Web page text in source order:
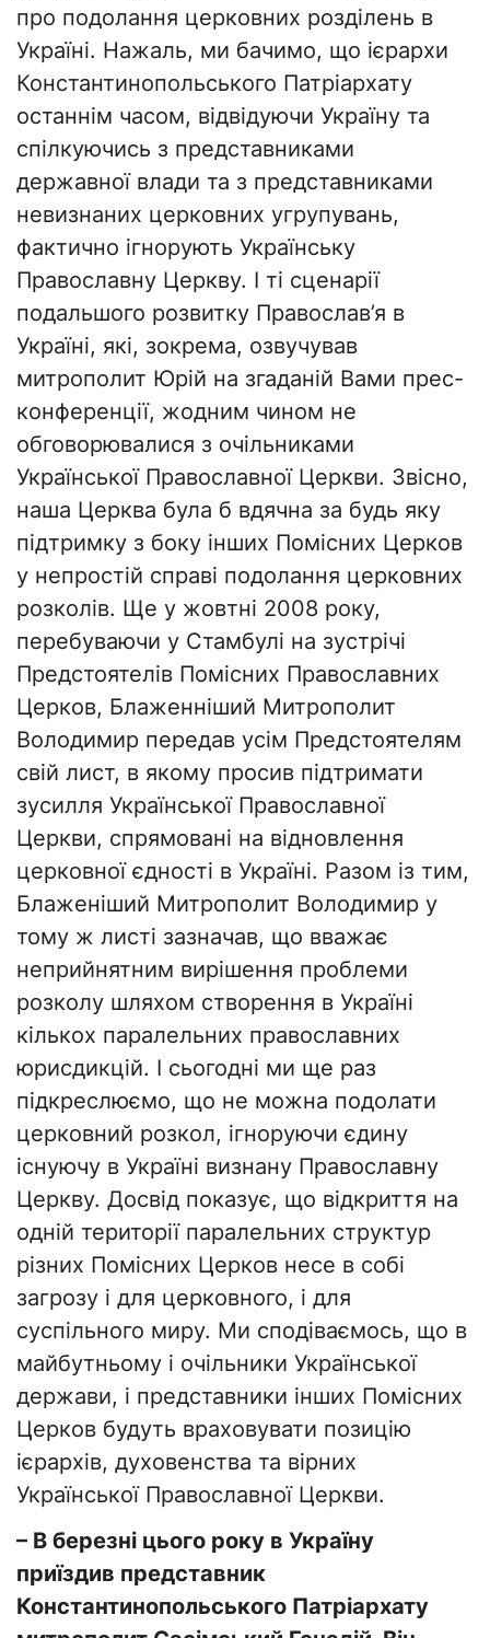
про подолання церковних розділень в
Україні. Нажаль, ми бачимо, що ієрархи
Константинопольського Патріархату
останнім часом, відвідуючи Україну та
спілкуючись з представниками
державної влади та з представниками
невизнаних церковних угрупувань,
фактично ігнорують Українську
Православну Церкву. І ті сценарії
подальшого розвитку Православ’я в
Україні, які, зокрема, озвучував
митрополит Юрій на згаданій Вами прес-
конференції, жодним чином не
обговорювалися з очільниками
Української Православної Церкви. Звісно,
наша Церква була б вдячна за будь яку
підтримку з боку інших Помісних Церков
у непростій справі подолання церковних
розколів. Ще у жовтні 2008 року,
перебуваючи у Стамбулі на зустрічі
Предстоятелів Помісних Православних
Церков, Блаженніший Митрополит
Володимир передав усім Предстоятелям
свій лист, в якому просив підтримати
зусилля Української Православної
Церкви, спрямовані на відновлення
церковної єдності в Україні. Разом із тим,
Блаженіший Митрополит Володимир у
тому ж листі зазначав, що вважає
неприйнятним вирішення проблеми
розколу шляхом створення в Україні
кількох паралельних православних
юрисдикцій. І сьогодні ми ще раз
підкреслюємо, що не можна подолати
церковний розкол, ігноруючи єдину
існуючу в Україні визнану Православну
Церкву. Досвід показує, що відкриття на
одній території паралельних структур
різних Помісних Церков несе в собі
загрозу і для церковного, і для
суспільного миру. Ми сподіваємось, що в
майбутньому і очільники Української
держави, і представники інших Помісних
Церков будуть враховувати позицію
ієрархів, духовенства та вірних
Української Православної Церкви.
– В березні цього року в Україну
приїздив представник
Константинопольського Патріархату